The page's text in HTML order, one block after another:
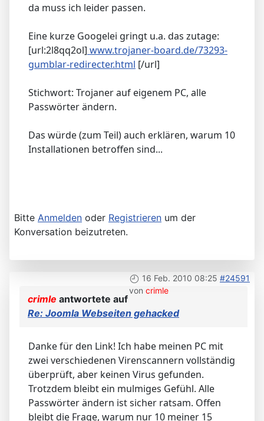
da muss ich leider passen.
Eine kurze Googelei gringt u.a. das zutage:
[url:2l8qq2ol] www.trojaner-board.de/73293-
gumblar-redirecter.html [/url]
Stichwort: Trojaner auf eigenem PC, alle
Passwörter ändern.
Das würde (zum Teil) auch erklären, warum 10
Installationen betroffen sind...
Bitte Anmelden oder Registrieren um der
Konversation beizutreten.
16 Feb. 2010 08:25 #24591
von crimle
crimle antwortete auf
Re: Joomla Webseiten gehacked
Danke für den Link! Ich habe meinen PC mit
zwei verschiedenen Virenscannern vollständig
überprüft, aber keinen Virus gefunden.
Trotzdem bleibt ein mulmiges Gefühl. Alle
Passwörter ändern ist sicher ratsam. Offen
bleibt die Frage, warum nur 10 meiner 15